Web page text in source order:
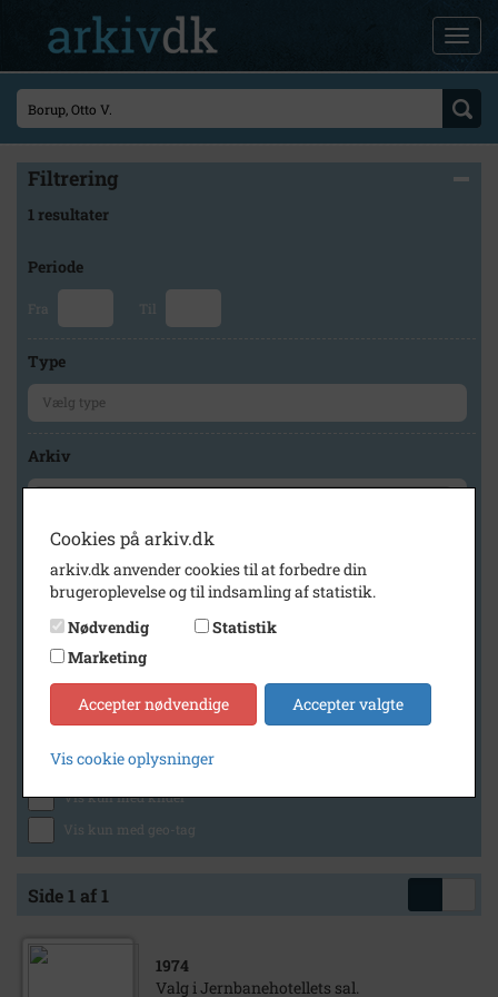
Filtrering
1 resultater
Periode
Fra Til
Type
Arkiv
Geografi
Generelt
Vis kun med billeder
Vis kun med lydklip
Vis kun med kilder
Vis kun med geo-tag
Side 1 af 1
1974
Valg i Jernbanehotellets sal.
Cookies på arkiv.dk
arkiv.dk anvender cookies til at forbedre din
brugeroplevelse og til indsamling af statistik.
Nødvendig
Statistik
Marketing
Accepter nødvendige Accepter valgte
Vis cookie oplysninger